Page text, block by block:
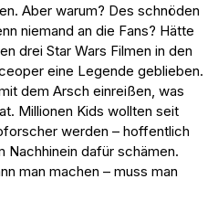
Aber warum? Des schnöden
niemand an die Fans? Hätte
drei Star Wars Filmen in den
eine Legende geblieben.
dem Arsch einreißen, was
Millionen Kids wollten seit
werden – hoffentlich
Nachhinein dafür schämen.
man machen – muss man